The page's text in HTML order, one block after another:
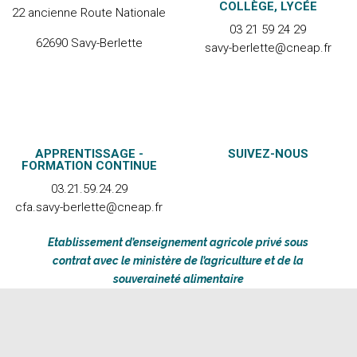
22 ancienne Route Nationale
62690 Savy-Berlette
COLLÈGE, LYCÉE
03 21 59 24 29
savy-berlette@cneap.fr
APPRENTISSAGE -
FORMATION CONTINUE
03.21.59.24.29
cfa.savy-berlette@cneap.fr
SUIVEZ-NOUS
Etablissement d’enseignement agricole privé sous
contrat avec le ministère de l’agriculture et de la
souveraineté alimentaire